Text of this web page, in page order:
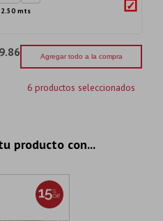
mts
Agregar todo a la compra
6 productos seleccionados
producto con...